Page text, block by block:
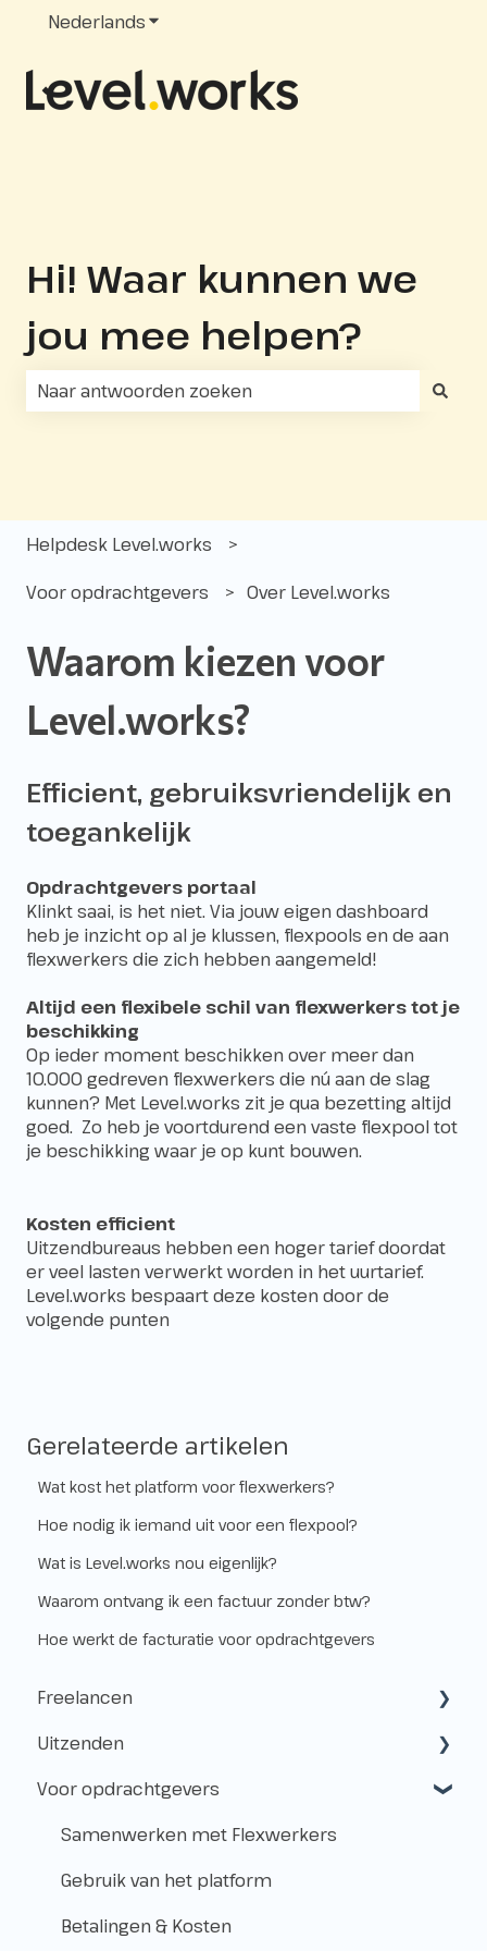
NederlandsSubmenu tonen voor vertalingen
Hi! Waar kunnen we
jou mee helpen?
Helpdesk Level.works
Voor opdrachtgevers Over Level.works
Waarom kiezen voor
Level.works?
Efficient, gebruiksvriendelijk en
toegankelijk
Opdrachtgevers portaal
Klinkt saai, is het niet. Via jouw eigen dashboard
heb je inzicht op al je klussen, flexpools en de aan
flexwerkers die zich hebben aangemeld!
Altijd een flexibele schil van flexwerkers tot je
beschikking
Op ieder moment beschikken over meer dan
10.000 gedreven flexwerkers die nú aan de slag
kunnen? Met Level.works zit je qua bezetting altijd
goed. Zo heb je voortdurend een vaste flexpool tot
je beschikking waar je op kunt bouwen.
Kosten efficient
Uitzendbureaus hebben een hoger tarief doordat
er veel lasten verwerkt worden in het uurtarief.
Level.works bespaart deze kosten door de
volgende punten
Gerelateerde artikelen
Wat kost het platform voor flexwerkers?
Hoe nodig ik iemand uit voor een flexpool?
Wat is Level.works nou eigenlijk?
Waarom ontvang ik een factuur zonder btw?
Hoe werkt de facturatie voor opdrachtgevers
Freelancen
Starten als freelancer
Kvk & btw-id
Verzekeringen
Belastingen
Uitzenden
Hoe werkt het uitzenden?
Freelancen en uitzenden
Aanmelden voor klussen
Vóór de Klus!
Voor opdrachtgevers
Samenwerken met Flexwerkers
Gebruik van het platform
Betalingen & Kosten